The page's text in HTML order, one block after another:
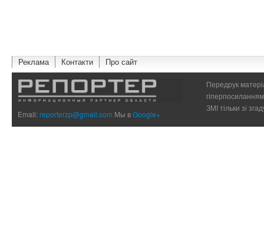
Реклама Контакти Про сайт
Email:reporterzp@gmail.com Мы вGoogle+
Передрук
ЗМІ тільки зі